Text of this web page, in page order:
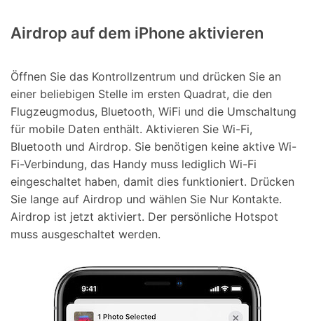
Airdrop auf dem iPhone aktivieren
Öffnen Sie das Kontrollzentrum und drücken Sie an
einer beliebigen Stelle im ersten Quadrat, die den
Flugzeugmodus, Bluetooth, WiFi und die Umschaltung
für mobile Daten enthält. Aktivieren Sie Wi-Fi,
Bluetooth und Airdrop. Sie benötigen keine aktive Wi-
Fi-Verbindung, das Handy muss lediglich Wi-Fi
eingeschaltet haben, damit dies funktioniert. Drücken
Sie lange auf Airdrop und wählen Sie Nur Kontakte.
Airdrop ist jetzt aktiviert. Der persönliche Hotspot
muss ausgeschaltet werden.